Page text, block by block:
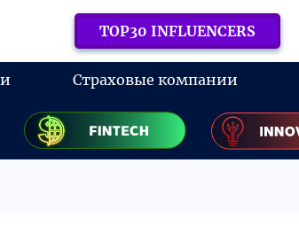
TOP30 INFLUENCERS
Страховые компании